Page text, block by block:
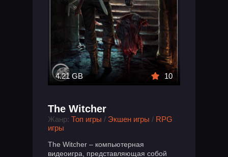
4.21 GB 10
The Witcher
Жанр: Топ игры / Экшен игры / RPG
игры
The Witcher – компьютерная
видеоигра, представляющая собой